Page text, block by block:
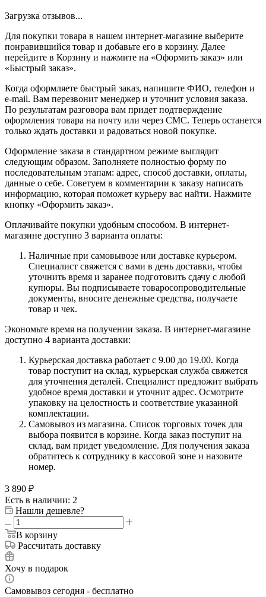
Загрузка отзывов...
Для покупки товара в нашем интернет-магазине выберите
понравившийся товар и добавьте его в корзину. Далее
перейдите в Корзину и нажмите на «Оформить заказ» или
«Быстрый заказ».
Когда оформляете быстрый заказ, напишите ФИО, телефон и
e-mail. Вам перезвонит менеджер и уточнит условия заказа.
По результатам разговора вам придет подтверждение
оформления товара на почту или через СМС. Теперь останется
только ждать доставки и радоваться новой покупке.
Оформление заказа в стандартном режиме выглядит
следующим образом. Заполняете полностью форму по
последовательным этапам: адрес, способ доставки, оплаты,
данные о себе. Советуем в комментарии к заказу написать
информацию, которая поможет курьеру вас найти. Нажмите
кнопку «Оформить заказ».
Оплачивайте покупки удобным способом. В интернет-
магазине доступно 3 варианта оплаты:
Наличные при самовывозе или доставке курьером.
Специалист свяжется с вами в день доставки, чтобы
уточнить время и заранее подготовить сдачу с любой
купюры. Вы подписываете товаросопроводительные
документы, вносите денежные средства, получаете
товар и чек.
Экономьте время на получении заказа. В интернет-магазине
доступно 4 варианта доставки:
Курьерская доставка работает с 9.00 до 19.00. Когда
товар поступит на склад, курьерская служба свяжется
для уточнения деталей. Специалист предложит выбрать
удобное время доставки и уточнит адрес. Осмотрите
упаковку на целостность и соответствие указанной
комплектации.
Самовывоз из магазина. Список торговых точек для
выбора появится в корзине. Когда заказ поступит на
склад, вам придет уведомление. Для получения заказа
обратитесь к сотруднику в кассовой зоне и назовите
номер.
3 890 ₽
Есть в наличии: 2
Нашли дешевле?
В корзину
Рассчитать доставку
Хочу в подарок
Самовывоз сегодня - бесплатно